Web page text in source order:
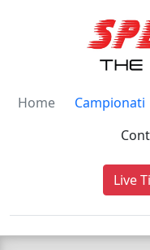
Home Campionati
Live